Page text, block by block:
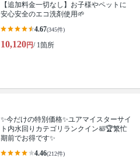
【追加料金一切なし】お子様やペットに
安心安全のエコ洗剤使用🌱
4.67(345件)
10,120円/ 1箇所
✨今だけの特別価格✨ユアマイスターサイ
ト内水回りカテゴリランクイン🛀🏆繁忙
期前でお得です✨
4.46(212件)